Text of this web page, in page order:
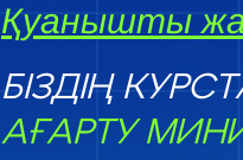
Қуанышты
БІЗДІҢ
АҒАРТУ